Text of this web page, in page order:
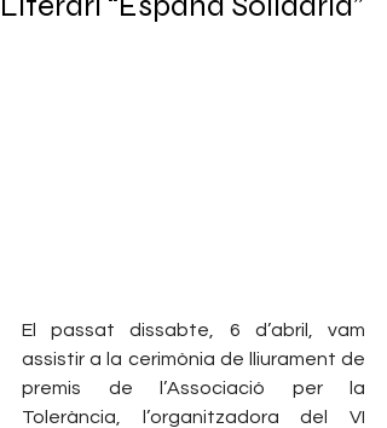
El passat dissabte, 6 d’abril, vam
assistir a la cerimònia de lliurament de
premis de l’Associació per la
Tolerància, l’organitzadora del VI